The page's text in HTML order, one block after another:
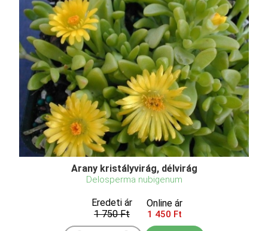
Arany kristályvirág, délvirág
Delosperma nubigenum
Eredeti ár
1 750 Ft
Online ár
1 450 Ft